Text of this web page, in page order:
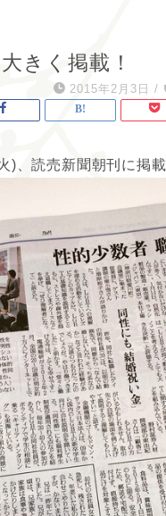
きく掲載！
2015年2月3日 /
)、読売新聞朝刊に掲載